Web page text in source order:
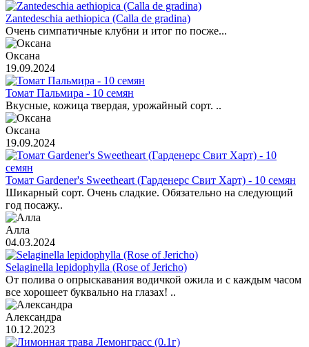
Zantedeschia aethiopica (Calla de gradina)
Очень симпатичные клубни и итог по посже...
Оксана
19.09.2024
Томат Пальмира - 10 семян
Вкусные, кожица твердая, урожайный сорт. ..
Оксана
19.09.2024
Томат Gardener's Sweetheart (Гарденерс Свит Харт) - 10 семян
Шикарный сорт. Очень сладкие. Обязательно на следующий
год посажу..
Алла
04.03.2024
Selaginella lepidophylla (Rose of Jericho)
От полива о опрыскавания водичкой ожила и с каждым часом
все хорошеет буквально на глазах! ..
Александра
10.12.2023